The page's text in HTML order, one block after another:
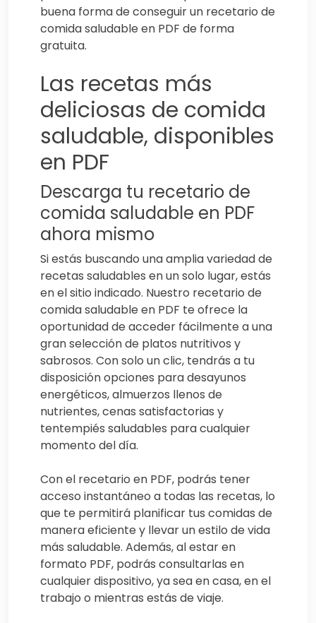
buena forma de conseguir un recetario de
comida saludable en PDF de forma
gratuita.
Las recetas más
deliciosas de comida
saludable, disponibles
en PDF
Descarga tu recetario de
comida saludable en PDF
ahora mismo
Si estás buscando una amplia variedad de
recetas saludables en un solo lugar, estás
en el sitio indicado. Nuestro recetario de
comida saludable en PDF te ofrece la
oportunidad de acceder fácilmente a una
gran selección de platos nutritivos y
sabrosos. Con solo un clic, tendrás a tu
disposición opciones para desayunos
energéticos, almuerzos llenos de
nutrientes, cenas satisfactorias y
tentempiés saludables para cualquier
momento del día.
Con el recetario en PDF, podrás tener
acceso instantáneo a todas las recetas, lo
que te permitirá planificar tus comidas de
manera eficiente y llevar un estilo de vida
más saludable. Además, al estar en
formato PDF, podrás consultarlas en
cualquier dispositivo, ya sea en casa, en el
trabajo o mientras estás de viaje.